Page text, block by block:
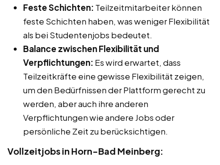
Feste Schichten: Teilzeitmitarbeiter können
feste Schichten haben, was weniger Flexibilität
als bei Studentenjobs bedeutet.
Balance zwischen Flexibilität und
Verpflichtungen: Es wird erwartet, dass
Teilzeitkräfte eine gewisse Flexibilität zeigen,
um den Bedürfnissen der Plattform gerecht zu
werden, aber auch ihre anderen
Verpflichtungen wie andere Jobs oder
persönliche Zeit zu berücksichtigen.
Vollzeitjobs in Horn-Bad Meinberg: